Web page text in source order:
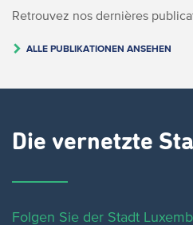
Retrouvez nos dernières
ALLE PUBLIKATIONEN ANSEHEN
Die vernetzte
Folgen Sie der Stadt